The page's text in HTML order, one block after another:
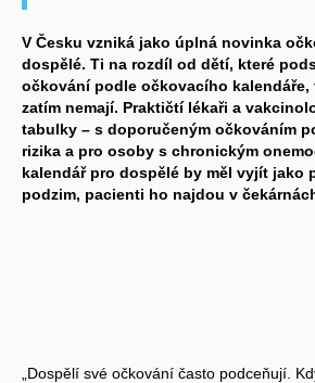
V Česku vzniká jako úplná novinka
dospělé. Ti na rozdíl od dětí, které
očkování podle očkovacího
zatím nemají. Praktičtí lékaři a
tabulky – s doporučeným očkováním
rizika a pro osoby s chronickým
kalendář pro dospělé by měl vyjít jako
podzim, pacienti ho najdou v
„Dospělí své očkování často podceňují.